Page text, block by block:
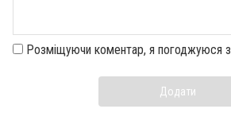
Розміщуючи коментар, я погоджуюся з
Додати